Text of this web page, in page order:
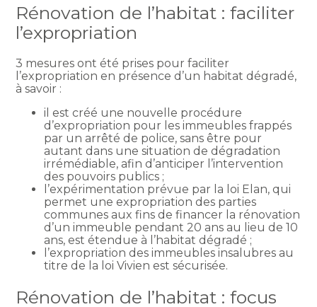
Rénovation de l’habitat : faciliter
l’expropriation
3 mesures ont été prises pour faciliter
l’expropriation en présence d’un habitat dégradé,
à savoir :
il est créé une nouvelle procédure
d’expropriation pour les immeubles frappés
par un arrêté de police, sans être pour
autant dans une situation de dégradation
irrémédiable, afin d’anticiper l’intervention
des pouvoirs publics ;
l’expérimentation prévue par la loi Elan, qui
permet une expropriation des parties
communes aux fins de financer la rénovation
d’un immeuble pendant 20 ans au lieu de 10
ans, est étendue à l’habitat dégradé ;
l’expropriation des immeubles insalubres au
titre de la loi Vivien est sécurisée.
Rénovation de l’habitat : focus